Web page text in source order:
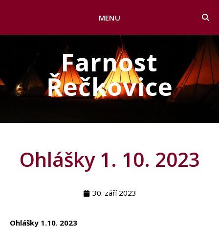
MENU
Farnost
Řečkovice
Ohlášky 1. 10. 2023
30. září 2023
Ohlášky 1.10. 2023